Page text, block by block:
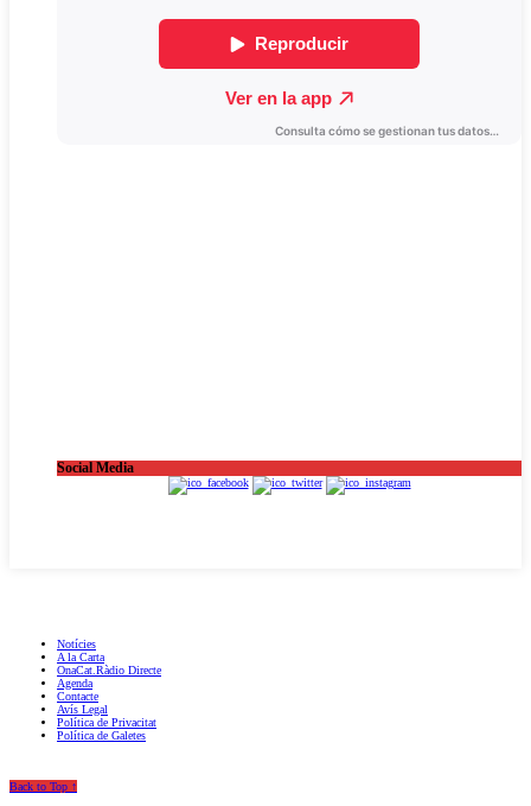
Social Media
Notícies
A la Carta
OnaCat.Ràdio Directe
Agenda
Contacte
Avís Legal
Política de Privacitat
Política de Galetes
Back to Top ↑